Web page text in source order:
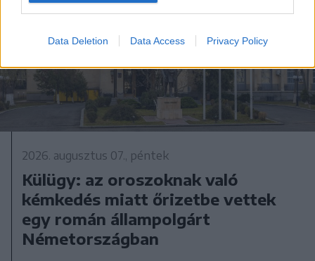
Data Deletion Data Access Privacy Policy
2026. augusztus 07., péntek
Külügy: az oroszoknak való
kémkedés miatt őrizetbe vettek
egy román állampolgárt
Németországban